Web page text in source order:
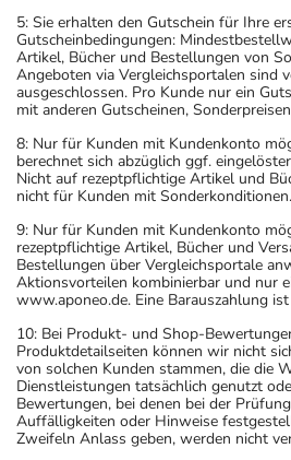
5: Sie erhalten den Gutschein für Ihre
Gutscheinbedingungen:
Artikel, Bücher und Bestellungen von
Angeboten via Vergleichsportalen sind
ausgeschlossen. Pro Kunde nur ein
mit anderen Gutscheinen,
8: Nur für Kunden mit Kundenkonto
berechnet sich abzüglich ggf.
Nicht auf rezeptpflichtige Artikel und
nicht für Kunden mit Sonderkonditionen.
9: Nur für Kunden mit Kundenkonto
rezeptpflichtige Artikel, Bücher und
Bestellungen über Vergleichsportale
Aktionsvorteilen kombinierbar und nur
www.aponeo.de. Eine Barauszahlung
10: Bei Produkt- und Shop-
Produktdetailseiten können wir nicht
von solchen Kunden stammen, die die
Dienstleistungen tatsächlich genutzt
Bewertungen, bei denen bei der
Auffälligkeiten oder Hinweise
Zweifeln Anlass geben, werden nicht